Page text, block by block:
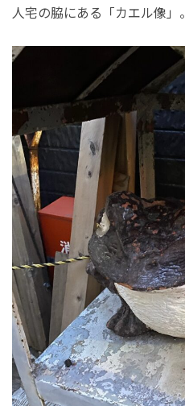
人宅の脇にある「カエル像」。